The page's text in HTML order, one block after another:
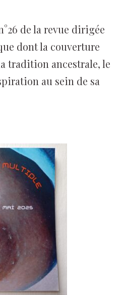
de la revue dirigée
dont la couverture
tradition ancestrale, le
au sein de sa